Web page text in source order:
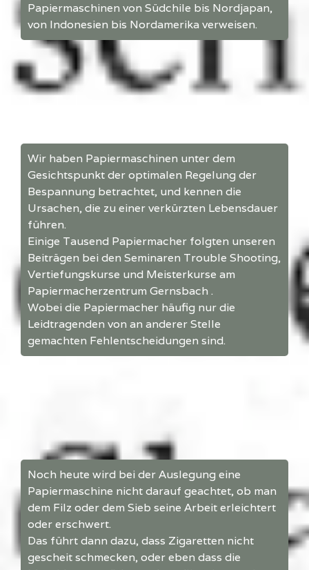
Papiermaschinen von Südchile bis Nordjapan,
von Indonesien bis Nordamerika verweisen.
Wir haben Papiermaschinen unter dem
Gesichtspunkt der optimalen Regelung der
Bespannung betrachtet, und kennen die
Ursachen, die zu einer verkürzten Lebensdauer
führen.
Einige Tausend Papiermacher folgten unseren
Beiträgen bei den Seminaren Trouble Shooting,
Vertiefungskurse und Meisterkurse am
Papiermacherzentrum Gernsbach .
Wobei die Papiermacher häufig nur die
Leidtragenden von an anderer Stelle
gemachten Fehlentscheidungen sind.
Noch heute wird bei der Auslegung eine
Papiermaschine nicht darauf geachtet, ob man
dem Filz oder dem Sieb seine Arbeit erleichtert
oder erschwert.
Das führt dann dazu, dass Zigaretten nicht
gescheit schmecken, oder eben dass die